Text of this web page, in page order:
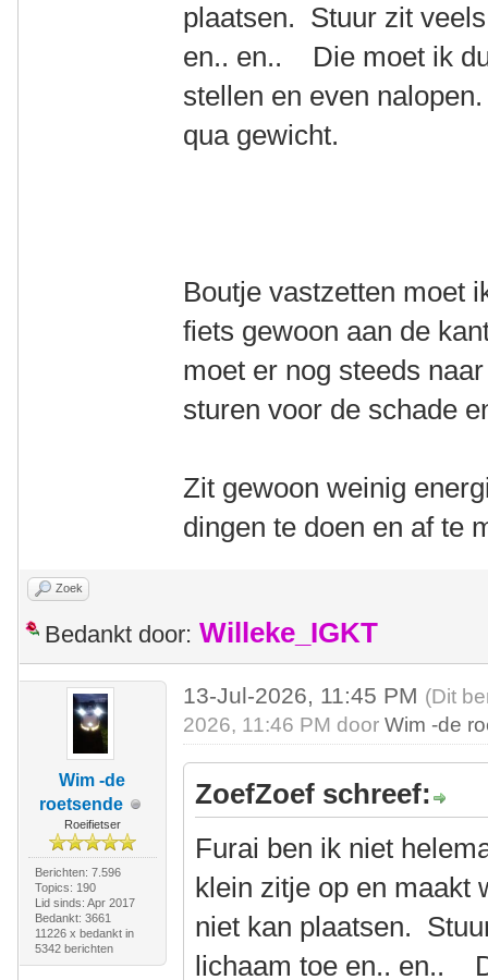
plaatsen. Stuur zit
en.. en.. Die moet ik
stellen en even
qua gewicht.
Boutje vastzetten moet
fiets gewoon aan de
moet er nog steeds
sturen voor de schade
Zit gewoon weinig
dingen te doen en af te
Zoek
Bedankt door: Willeke_IGKT
Wim -de
roetsende
Roeifietser
Berichten: 7.596
Topics: 190
Lid sinds: Apr 2017
Bedankt: 3661
11226 x bedankt in
5342 berichten
13-Jul-2026, 11:45 PM (Dit
2026, 11:46 PM doorWim -de
ZoefZoef schreef:
Furai ben ik niet
klein zitje op en maakt
niet kan plaatsen.
lichaam toe en.. en..